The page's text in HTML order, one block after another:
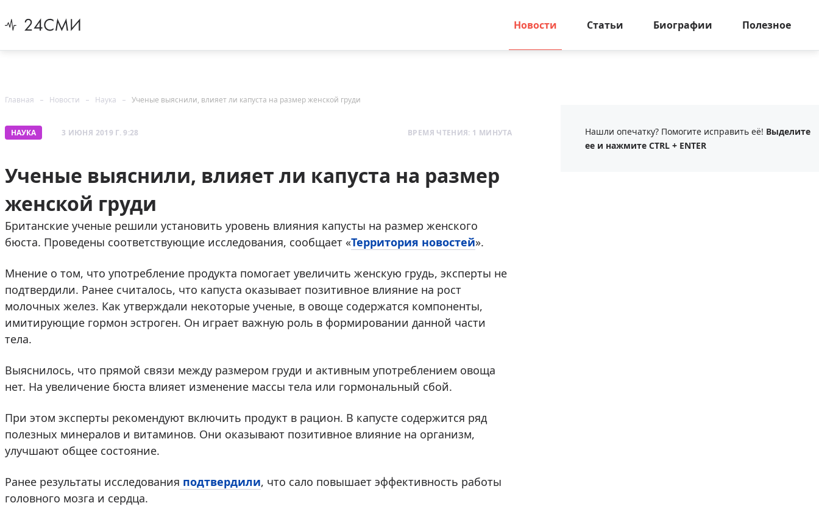
Новости Статьи Биографии Полезное
Главная Новости Наука Ученые выяснили, влияет ли капуста на размер женской груди
НАУКА 3 ИЮНЯ 2019 Г. 9:28 ВРЕМЯ ЧТЕНИЯ: 1 МИНУТА
Ученые выяснили, влияет ли капуста на размер
женской груди
Британские ученые решили установить уровень влияния капусты на размер женского
бюста. Проведены соответствующие исследования, сообщает «Территория новостей».
Мнение о том, что употребление продукта помогает увеличить женскую грудь, эксперты не
подтвердили. Ранее считалось, что капуста оказывает позитивное влияние на рост
молочных желез. Как утверждали некоторые ученые, в овоще содержатся компоненты,
имитирующие гормон эстроген. Он играет важную роль в формировании данной части
тела.
Выяснилось, что прямой связи между размером груди и активным употреблением овоща
нет. На увеличение бюста влияет изменение массы тела или гормональный сбой.
При этом эксперты рекомендуют включить продукт в рацион. В капусте содержится ряд
полезных минералов и витаминов. Они оказывают позитивное влияние на организм,
улучшают общее состояние.
Ранее результаты исследования подтвердили, что сало повышает эффективность работы
головного мозга и сердца.
Нашли опечатку? Помогите исправить её! Выделите
ее и нажмите CTRL + ENTER